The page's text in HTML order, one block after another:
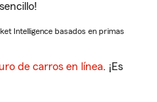
Intelligence basados en primas
de carros en línea. ¡Es